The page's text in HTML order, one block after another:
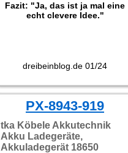
Fazit: "Ja, das ist ja mal eine
echt clevere Idee."
dreibeinblog.de 01/24
PX-8943-919
tka Köbele Akkutechnik
Akku Ladegeräte,
Akkuladegerät 18650